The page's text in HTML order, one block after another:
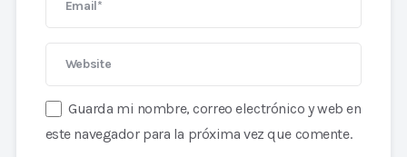
Guarda mi nombre, correo electrónico y web en
este navegador para la próxima vez que comente.